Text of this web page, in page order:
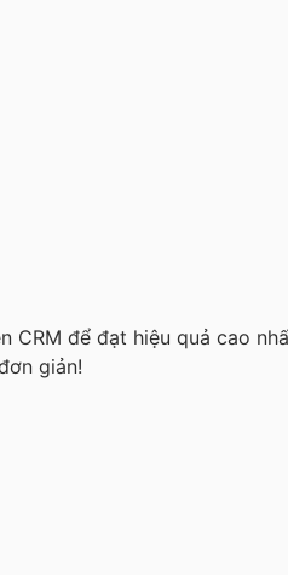
CRM để đạt hiệu quả cao
giản!